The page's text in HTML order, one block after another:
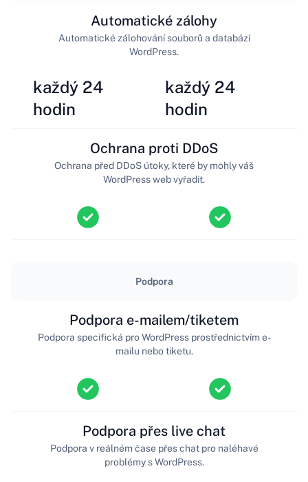
každý 24
hodin
Automatické zálohy
Automatické zálohování souborů a databází
WordPress.
každý 24
hodin
Ochrana proti DDoS
Ochrana před DDoS útoky, které by mohly váš
WordPress web vyřadit.
Podpora
Podpora e-mailem/tiketem
Podpora specifická pro WordPress prostřednictvím e-
mailu nebo tiketu.
Podpora přes live chat
Podpora v reálném čase přes chat pro naléhavé
problémy s WordPress.